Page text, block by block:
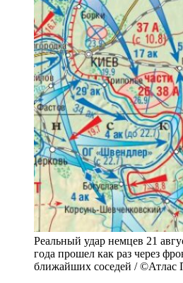
Реальный удар немцев 21
года прошел как раз через
ближайших соседей / ©Атлас